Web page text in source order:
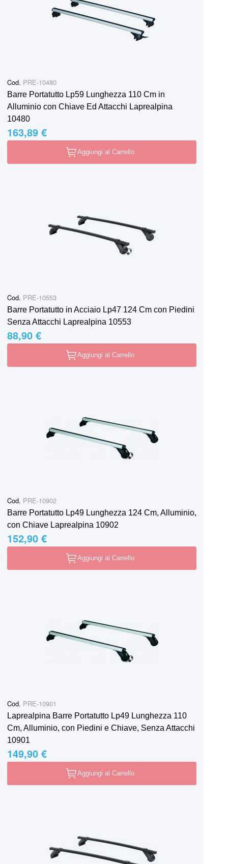
Cod. PRE-10480
Barre Portatutto Lp59 Lunghezza 110 Cm in
Alluminio con Chiave Ed Attacchi Laprealpina
10480
163,89 €
Aggiungi al Carrello
Cod. PRE-10553
Barre Portatutto in Acciaio Lp47 124 Cm con Piedini
Senza Attacchi Laprealpina 10553
88,90 €
Aggiungi al Carrello
Cod. PRE-10902
Barre Portatutto Lp49 Lunghezza 124 Cm, Alluminio,
con Chiave Laprealpina 10902
152,90 €
Aggiungi al Carrello
Cod. PRE-10901
Laprealpina Barre Portatutto Lp49 Lunghezza 110
Cm, Alluminio, con Piedini e Chiave, Senza Attacchi
10901
149,90 €
Aggiungi al Carrello